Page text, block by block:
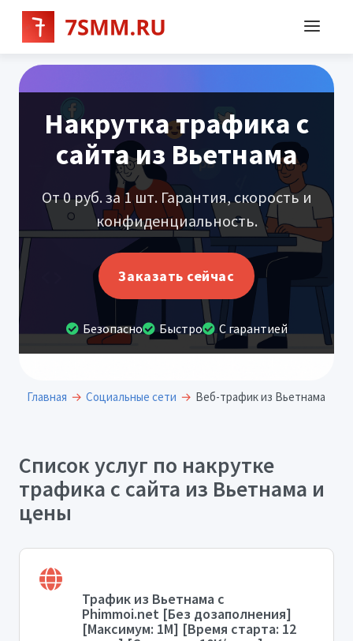
Накрутка трафика с
сайта из Вьетнама
От 0 руб. за 1 шт. Гарантия, скорость и
конфиденциальность.
Заказать сейчас
Безопасно Быстро С гарантией
Главная Социальные сети Веб-трафик из Вьетнама
Список услуг по накрутке
трафика с сайта из Вьетнама и
цены
Трафик из Вьетнама с
Phimmoi.net [Без дозаполнения]
[Максимум: 1М] [Время старта: 12